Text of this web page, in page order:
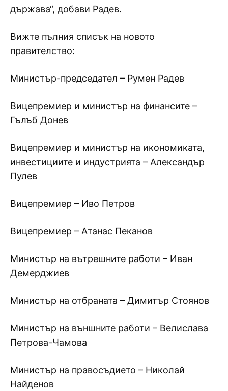
държава“, добави Радев.
Вижте пълния списък на новото
правителство:
Министър-председател – Румен Радев
Вицепремиер и министър на финансите –
Гълъб Донев
Вицепремиер и министър на икономиката,
инвестициите и индустрията – Александър
Пулев
Вицепремиер – Иво Петров
Вицепремиер – Атанас Пеканов
Министър на вътрешните работи – Иван
Демерджиев
Министър на отбраната – Димитър Стоянов
Министър на външните работи – Велислава
Петрова-Чамова
Министър на правосъдието – Николай
Найденов